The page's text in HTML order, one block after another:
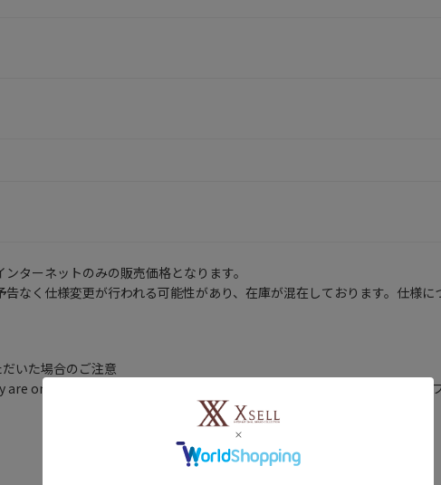
ターネットのみの販売価格となります。
なく仕様変更が行われる可能性があり、在庫が混在しております。仕様
いた場合のご注意
only available to customers currently residing in Japan. （保証、アフ